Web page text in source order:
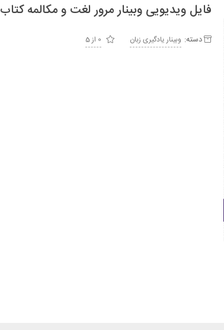
فایل ویدیویی وبینار مرور لغت و مکالمه کتاب Evolve 4
دسته: وبینار یادگیری زبان 0 از 5